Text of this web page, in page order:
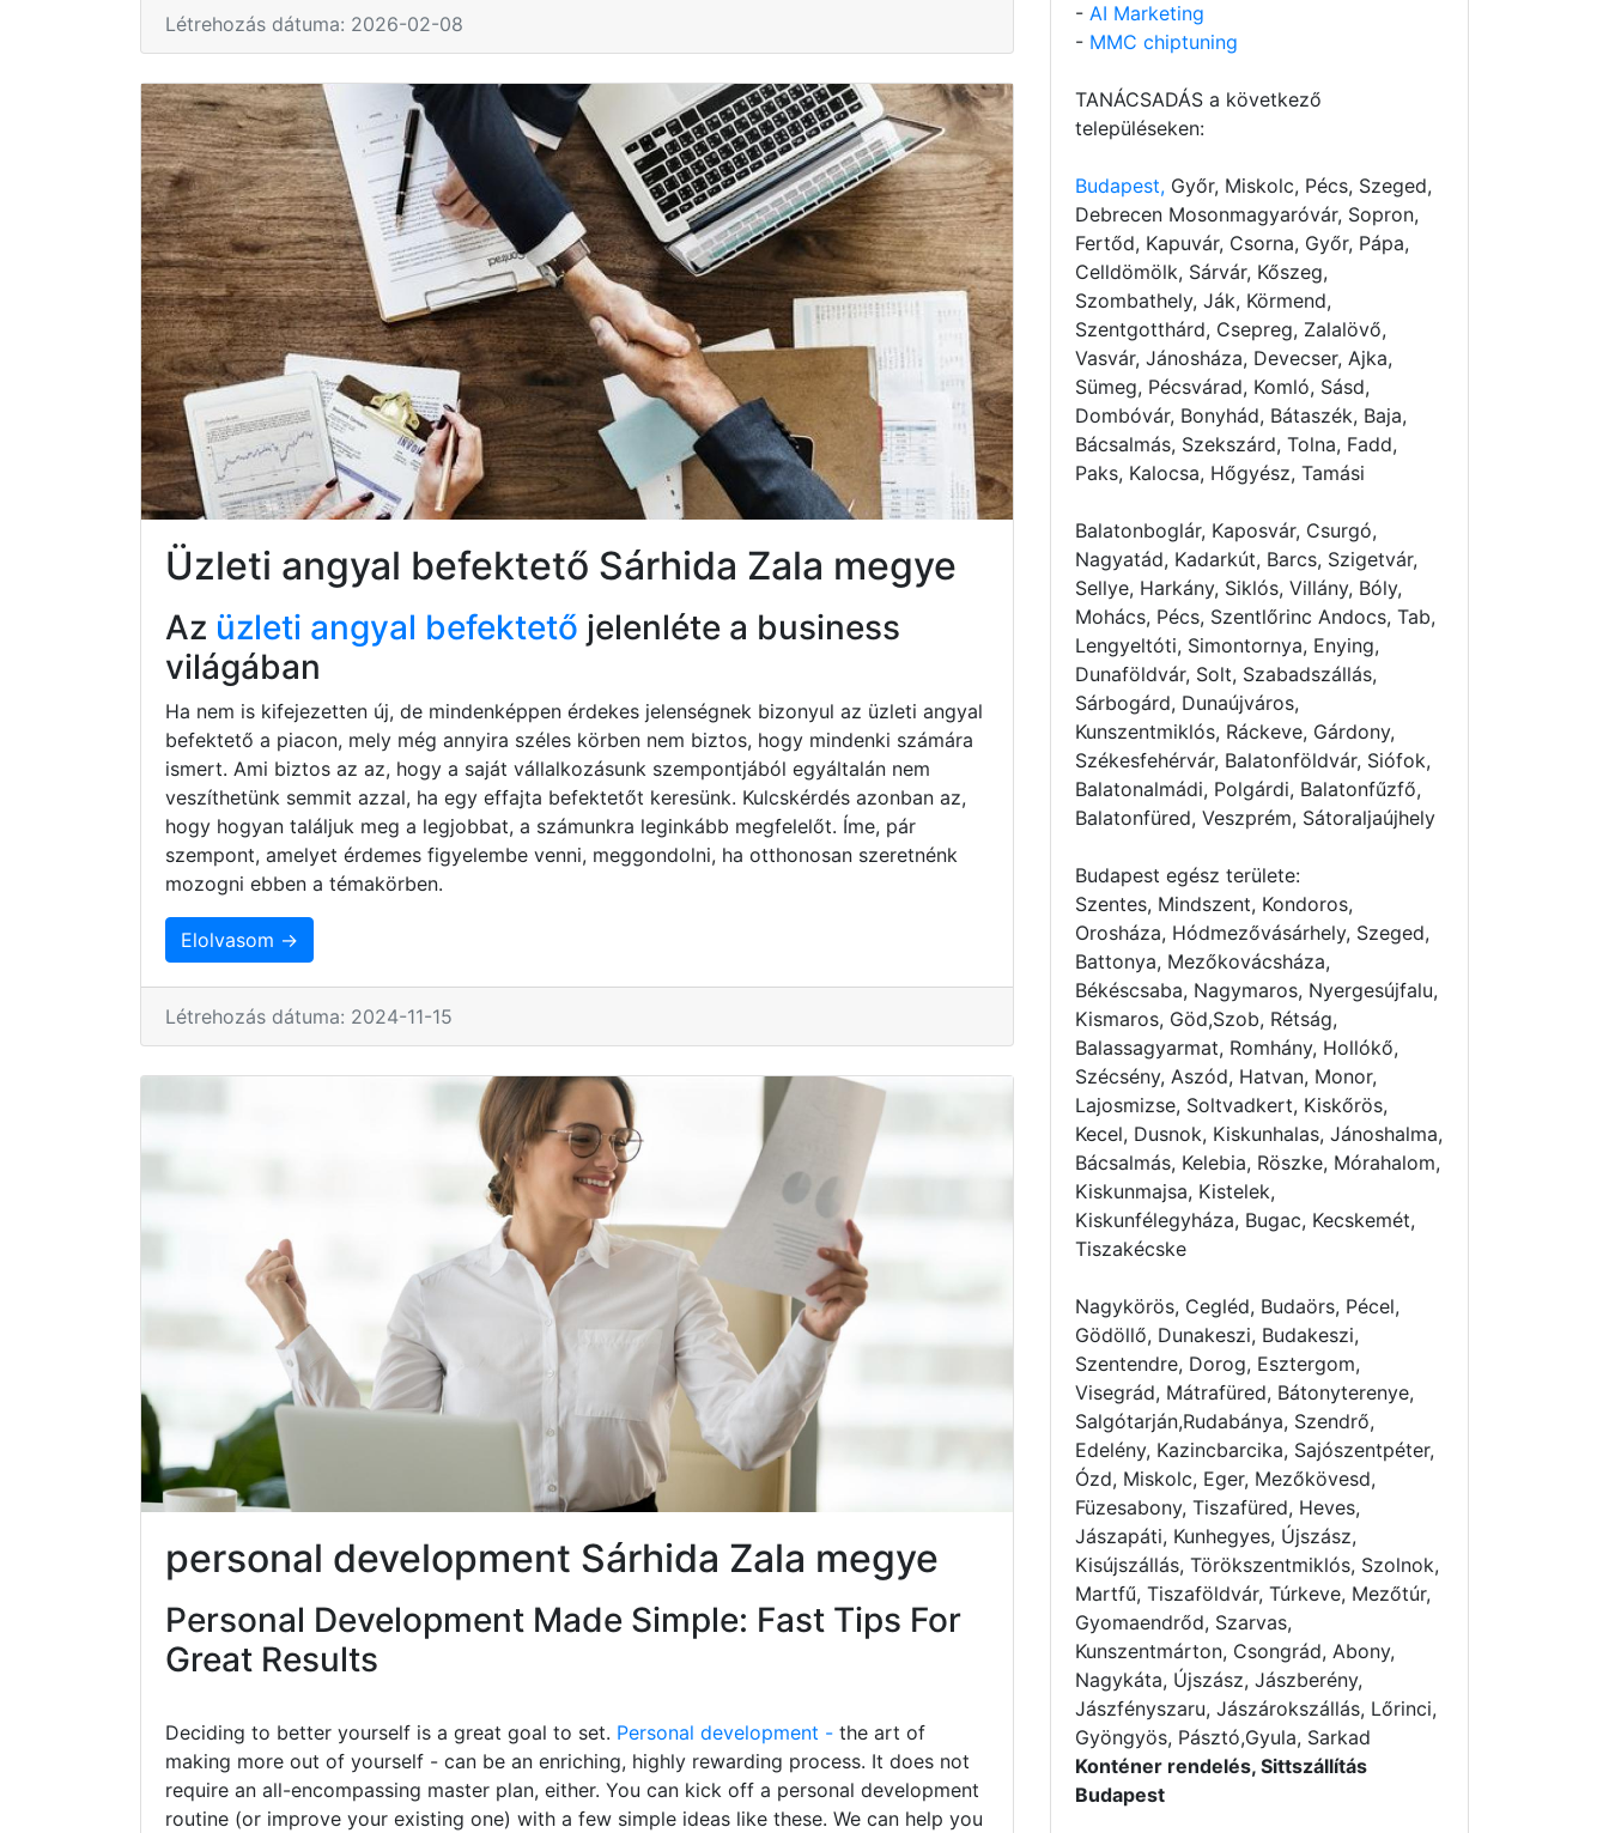
Létrehozás dátuma: 2026-02-08
Üzleti angyal befektető Sárhida Zala megye
Az üzleti angyal befektető jelenléte a business
világában
Ha nem is kifejezetten új, de mindenképpen érdekes jelenségnek bizonyul az üzleti angyal
befektető a piacon, mely még annyira széles körben nem biztos, hogy mindenki számára
ismert. Ami biztos az az, hogy a saját vállalkozásunk szempontjából egyáltalán nem
veszíthetünk semmit azzal, ha egy effajta befektetőt keresünk. Kulcskérdés azonban az,
hogy hogyan találjuk meg a legjobbat, a számunkra leginkább megfelelőt. Íme, pár
szempont, amelyet érdemes figyelembe venni, meggondolni, ha otthonosan szeretnénk
mozogni ebben a témakörben.
Elolvasom →
Létrehozás dátuma: 2024-11-15
personal development Sárhida Zala megye
Personal Development Made Simple: Fast Tips For
Great Results
Deciding to better yourself is a great goal to set. Personal development - the art of
making more out of yourself - can be an enriching, highly rewarding process. It does not
require an all-encompassing master plan, either. You can kick off a personal development
routine (or improve your existing one) with a few simple ideas like these. We can help you
- AI Marketing
- MMC chiptuning
TANÁCSADÁS a következő
településeken:
Budapest, Győr, Miskolc, Pécs, Szeged,
Debrecen Mosonmagyaróvár, Sopron,
Fertőd, Kapuvár, Csorna, Győr, Pápa,
Celldömölk, Sárvár, Kőszeg,
Szombathely, Ják, Körmend,
Szentgotthárd, Csepreg, Zalalövő,
Vasvár, Jánosháza, Devecser, Ajka,
Sümeg, Pécsvárad, Komló, Sásd,
Dombóvár, Bonyhád, Bátaszék, Baja,
Bácsalmás, Szekszárd, Tolna, Fadd,
Paks, Kalocsa, Hőgyész, Tamási
Balatonboglár, Kaposvár, Csurgó,
Nagyatád, Kadarkút, Barcs, Szigetvár,
Sellye, Harkány, Siklós, Villány, Bóly,
Mohács, Pécs, Szentlőrinc Andocs, Tab,
Lengyeltóti, Simontornya, Enying,
Dunaföldvár, Solt, Szabadszállás,
Sárbogárd, Dunaújváros,
Kunszentmiklós, Ráckeve, Gárdony,
Székesfehérvár, Balatonföldvár, Siófok,
Balatonalmádi, Polgárdi, Balatonfűzfő,
Balatonfüred, Veszprém, Sátoraljaújhely
Budapest egész területe:
Szentes, Mindszent, Kondoros,
Orosháza, Hódmezővásárhely, Szeged,
Battonya, Mezőkovácsháza,
Békéscsaba, Nagymaros, Nyergesújfalu,
Kismaros, Göd,Szob, Rétság,
Balassagyarmat, Romhány, Hollókő,
Szécsény, Aszód, Hatvan, Monor,
Lajosmizse, Soltvadkert, Kiskőrös,
Kecel, Dusnok, Kiskunhalas, Jánoshalma,
Bácsalmás, Kelebia, Röszke, Mórahalom,
Kiskunmajsa, Kistelek,
Kiskunfélegyháza, Bugac, Kecskemét,
Tiszakécske
Nagykörös, Cegléd, Budaörs, Pécel,
Gödöllő, Dunakeszi, Budakeszi,
Szentendre, Dorog, Esztergom,
Visegrád, Mátrafüred, Bátonyterenye,
Salgótarján,Rudabánya, Szendrő,
Edelény, Kazincbarcika, Sajószentpéter,
Ózd, Miskolc, Eger, Mezőkövesd,
Füzesabony, Tiszafüred, Heves,
Jászapáti, Kunhegyes, Újszász,
Kisújszállás, Törökszentmiklós, Szolnok,
Martfű, Tiszaföldvár, Túrkeve, Mezőtúr,
Gyomaendrőd, Szarvas,
Kunszentmárton, Csongrád, Abony,
Nagykáta, Újszász, Jászberény,
Jászfényszaru, Jászárokszállás, Lőrinci,
Gyöngyös, Pásztó,Gyula, Sarkad
Konténer rendelés, Sittszállítás
Budapest